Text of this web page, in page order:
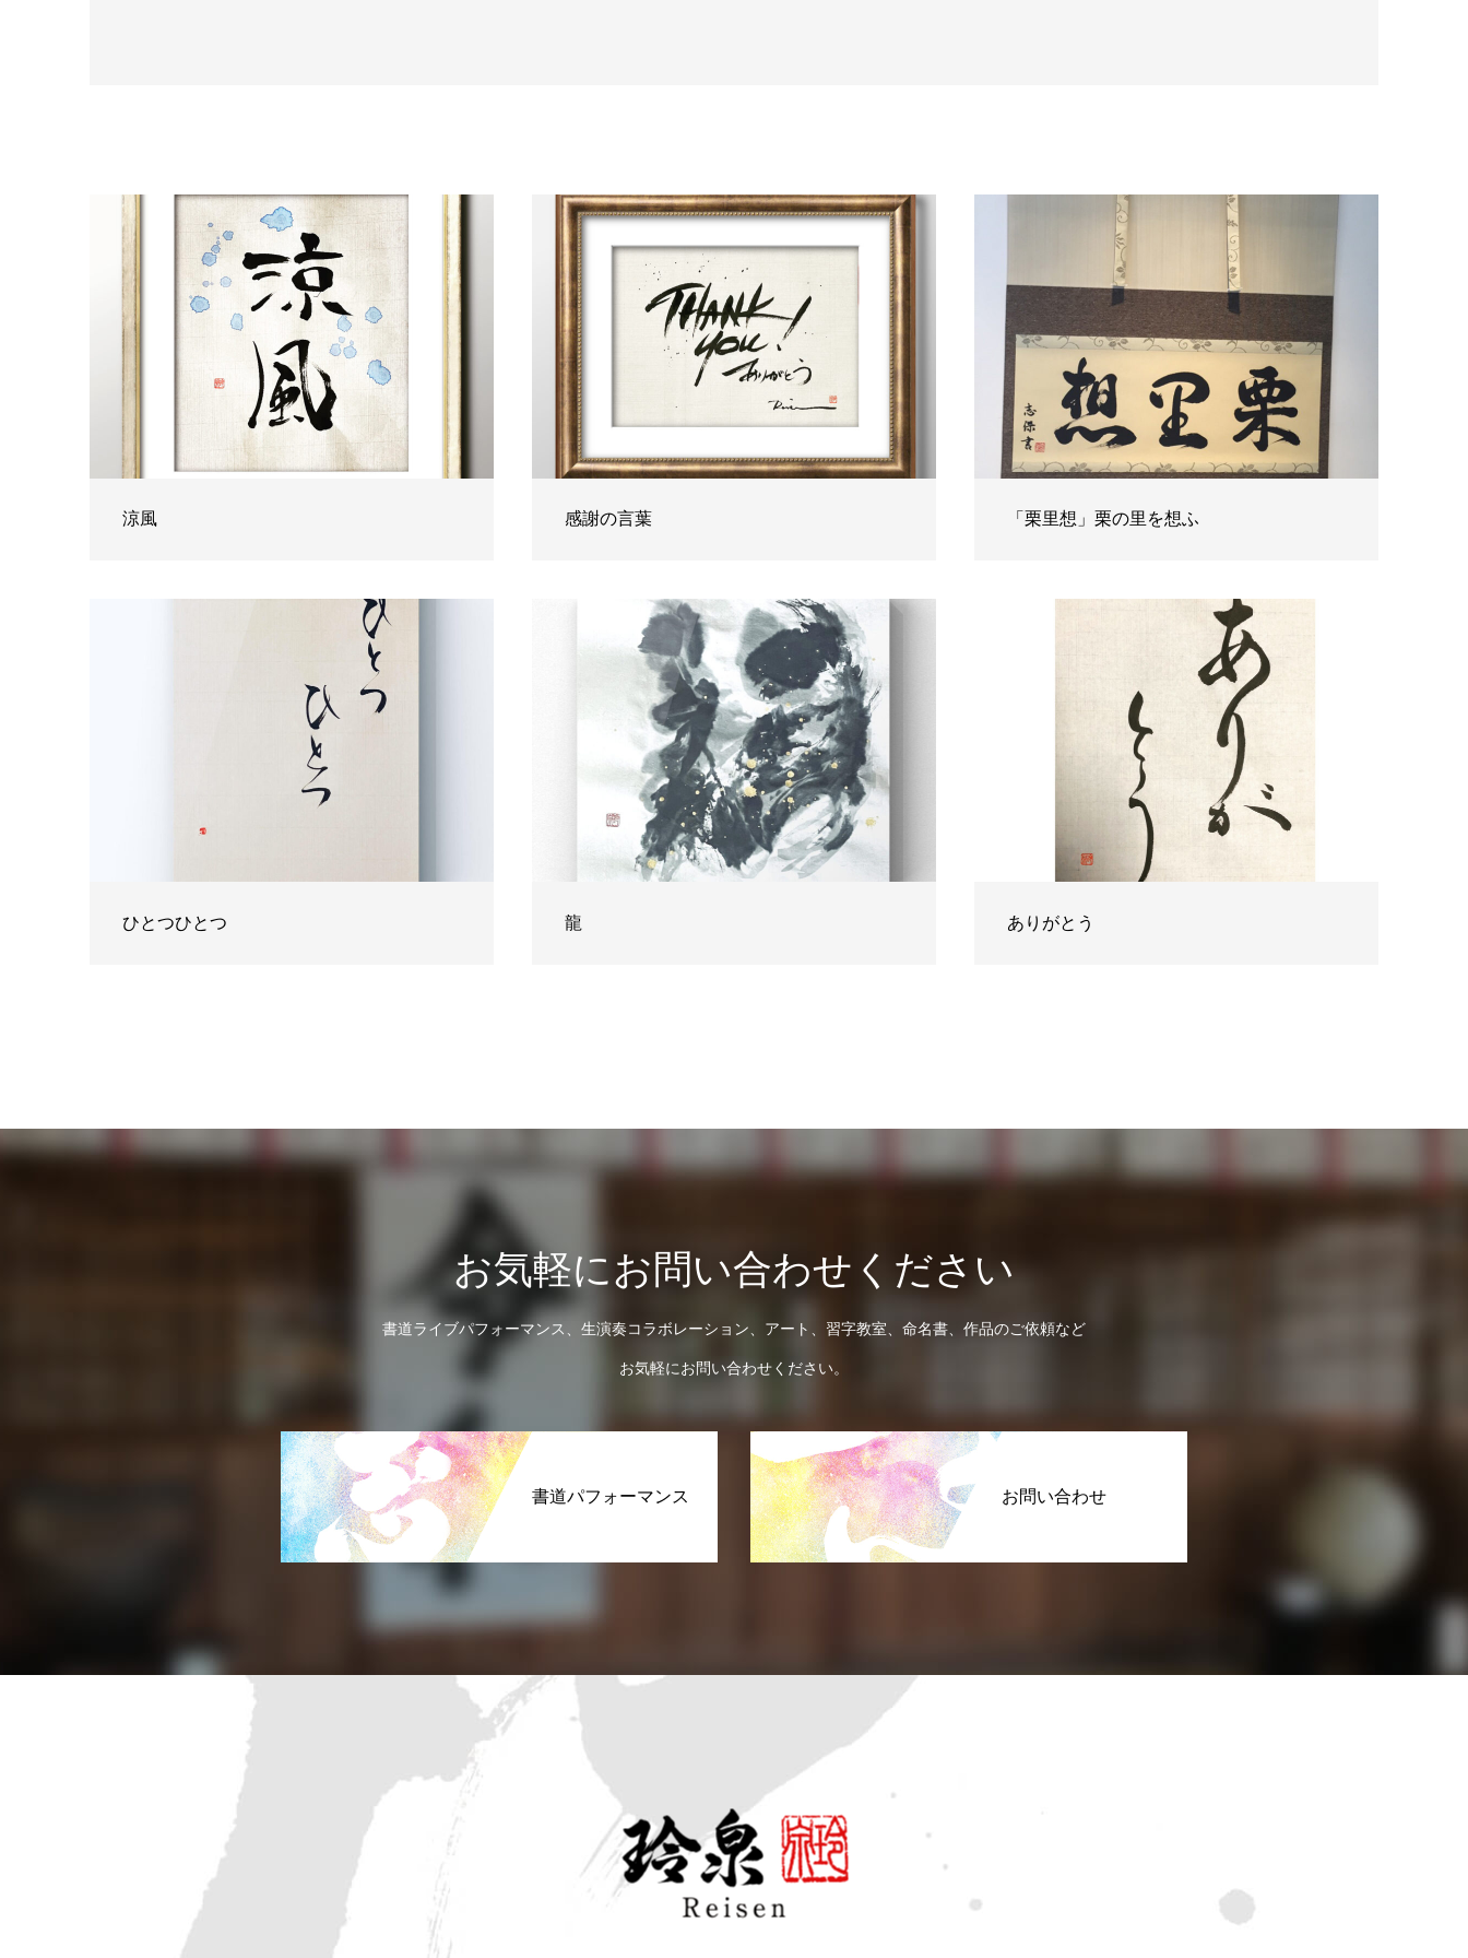
涼風 感謝の言葉 「栗里想」栗の里を想ふ
ひとつひとつ 龍 ありがとう
お気軽にお問い合わせください
書道ライブパフォーマンス、生演奏コラボレーション、アート、習字教室、命名書、作品のご依頼など
お気軽にお問い合わせください。
書道パフォーマンス お問い合わせ